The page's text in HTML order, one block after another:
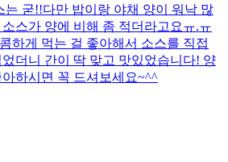
는 굳!! ​다만 밥이랑 야채 양이 워낙 많
스가 양에 비해 좀 적더라고요ㅠ.ㅠ
하게 먹는 걸 좋아해서 소스를 직접
더니 간이 딱 맞고 맛있었습니다! 양
하시면 꼭 드셔보세요~^^